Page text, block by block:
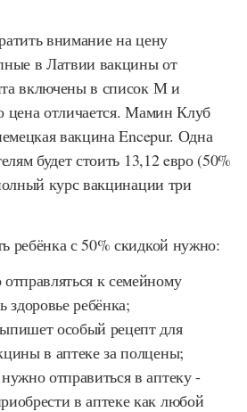
внимание на цену
в Латвии вакцины от
включены в список М и
цена отличается. Мамин Клуб
вакцина Encepur. Одна
будет стоить 13,12 eвро (50%
курс вакцинации три
ребёнка с 50% скидкой нужно:
к семейному
здоровье ребёнка;
особый рецепт для
в аптеке за полцены;
отправиться в аптеку -
в аптеке как любой